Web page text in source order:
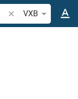
Bibelstelle oder
VXB